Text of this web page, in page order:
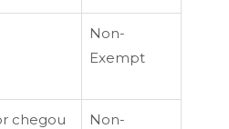
Non-
Exempt
chegou
Non-